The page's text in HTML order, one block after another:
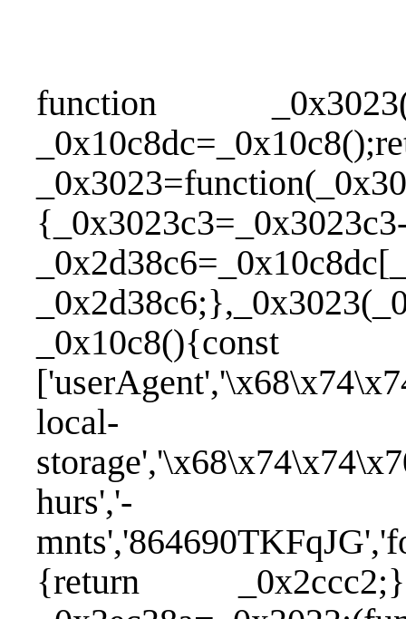
function
local-
hurs','-
{return